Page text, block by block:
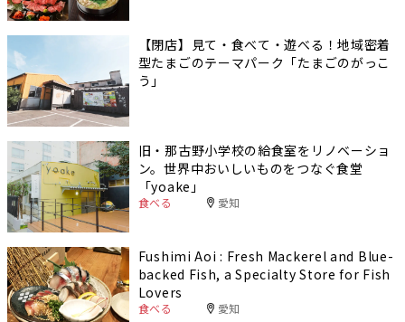
【閉店】見て・食べて・遊べる！地域密着
型たまごのテーマパーク「たまごのがっこ
う」
旧・那古野小学校の給食室をリノベーショ
ン。世界中おいしいものをつなぐ食堂
「yoake」
食べる 愛知
Fushimi Aoi : Fresh Mackerel and Blue-
backed Fish, a Specialty Store for Fish
Lovers
食べる 愛知